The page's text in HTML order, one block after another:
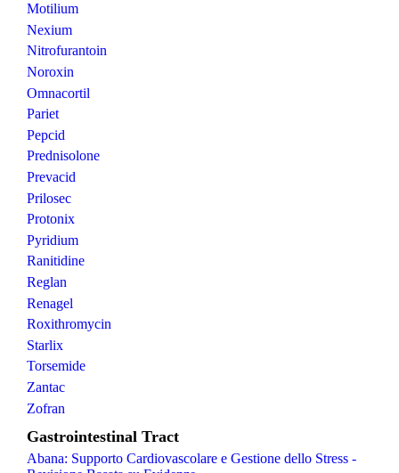
Motilium
Nexium
Nitrofurantoin
Noroxin
Omnacortil
Pariet
Pepcid
Prednisolone
Prevacid
Prilosec
Protonix
Pyridium
Ranitidine
Reglan
Renagel
Roxithromycin
Starlix
Torsemide
Zantac
Zofran
Gastrointestinal Tract
Abana: Supporto Cardiovascolare e Gestione dello Stress -